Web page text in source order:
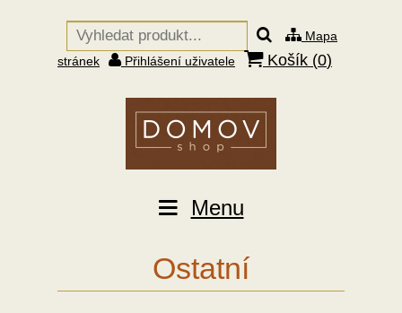
Mapa
stránek
Přihlášení uživatele Košík (0)
Menu
Ostatní